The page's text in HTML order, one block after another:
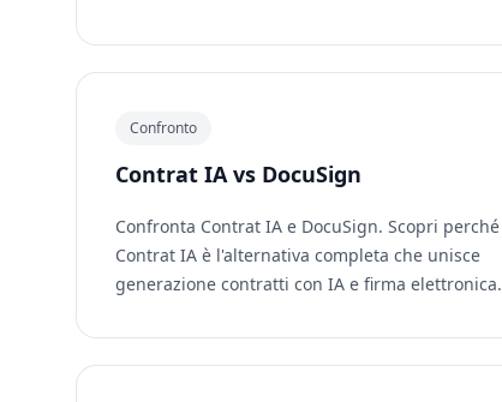
Confronto
Contrat IA vs DocuSign
Confronta Contrat IA e DocuSign. Scopri perché
Contrat IA è l'alternativa completa che unisce
generazione contratti con IA e firma elettronica.